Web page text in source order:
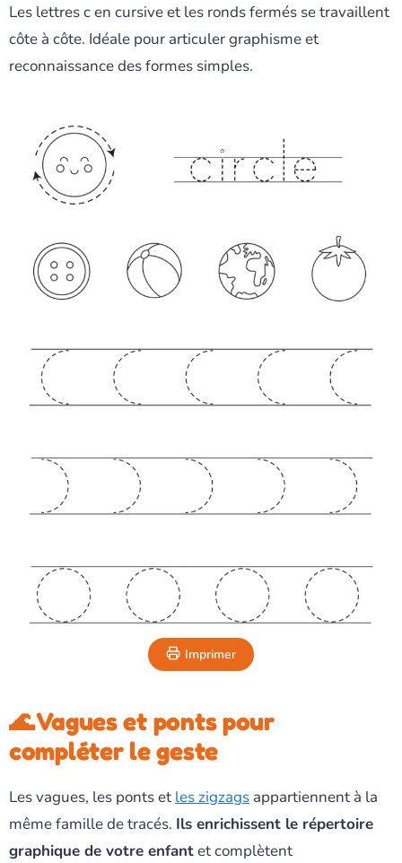
Les lettres c en cursive et les ronds fermés se travaillent
côte à côte. Idéale pour articuler graphisme et
reconnaissance des formes simples.
Imprimer
🌊 Vagues et ponts pour
compléter le geste
Les vagues, les ponts et les zigzags appartiennent à la
même famille de tracés. Ils enrichissent le répertoire
graphique de votre enfantet complètent